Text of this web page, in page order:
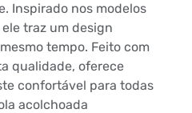
Inspirado nos modelos
traz um design
tempo. Feito com
qualidade, oferece
confortável para todas
acolchoada